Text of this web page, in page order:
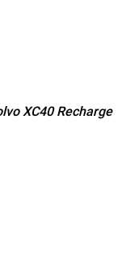
XC40 Recharge